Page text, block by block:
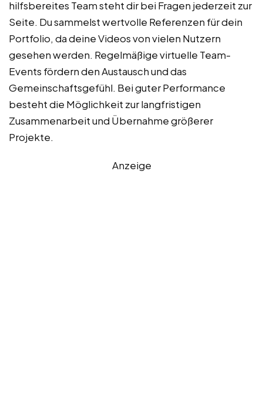
hilfsbereites Team steht dir bei Fragen jederzeit zur
Seite. Du sammelst wertvolle Referenzen für dein
Portfolio, da deine Videos von vielen Nutzern
gesehen werden. Regelmäßige virtuelle Team-
Events fördern den Austausch und das
Gemeinschaftsgefühl. Bei guter Performance
besteht die Möglichkeit zur langfristigen
Zusammenarbeit und Übernahme größerer
Projekte.
Anzeige